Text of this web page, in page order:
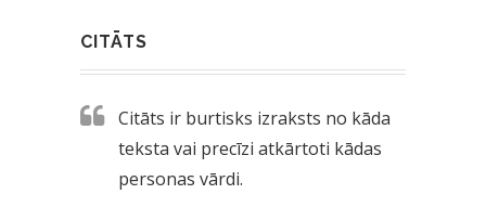
CITĀTS
Citāts ir burtisks izraksts no kāda
teksta vai precīzi atkārtoti kādas
personas vārdi.